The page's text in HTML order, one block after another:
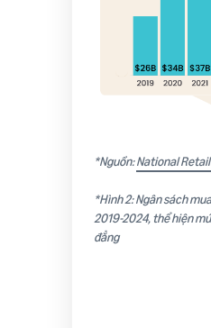
*Nguồn:National
*Hình 2: Ngân sách
2019-2024, thể hiện
đẳng